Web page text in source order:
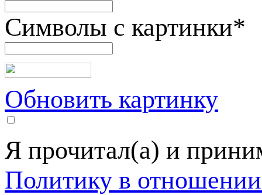
Символы с картинки*
Обновить картинку
Я прочитал(а) и
Политику в